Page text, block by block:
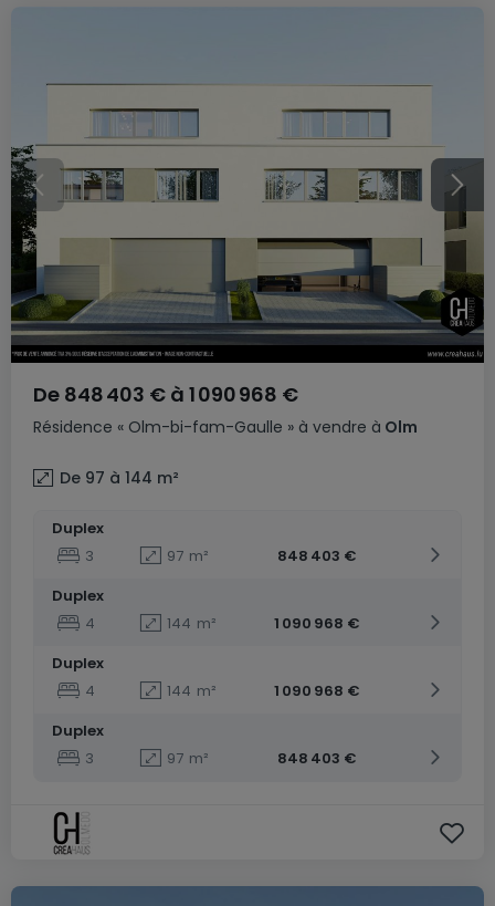
Résidence « Olm-bi-fam-Gaulle » à vendre à Olm
De 848 403 € à 1 090 968 €
De 97 à 144 m²
Duplex
3
97 m²
848 403 €
Duplex
4
144 m²
1 090 968 €
Duplex
4
144 m²
1 090 968 €
Duplex
3
97 m² 848 403 €